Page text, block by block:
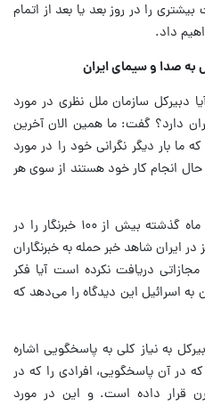
را در روز بعد یا بعد از اتمام
داد.
به صدا و سیمای ایران
دبیرکل سازمان ملل نظری در مورد
دارد؟ گفت: ما همین الان آخرین
ما بار دیگر نگرانی خود را در مورد
حال انجام کار خود هستند از سوی هر
خبرنگار پرسید: اسرائیل در طول ۲۰ ماه گذشته بیش از ۱۰۰ خبرنگار را در
ایران شاهد خبر حمله به خبرنگاران
دریافت نکرده است آیا فکر
اسرائیل این دیدگاه را می‌دهد که
به نیاز کلی به پاسخگویی اشاره
در آن پاسخگویی، افرادی را که در
قرار داده است. و این در مورد